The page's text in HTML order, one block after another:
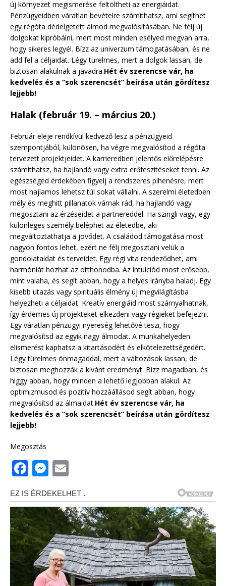
új környezet megismerése feltöltheti az energiáidat.
Pénzügyeidben váratlan bevételre számíthatsz, ami segíthet
egy régóta dédelgetett álmod megvalósításában. Ne félj új
dolgokat kipróbálni, mert most minden esélyed megvan arra,
hogy sikeres legyél. Bízz az univerzum támogatásában, és ne
add fel a céljaidat. Légy türelmes, mert a dolgok lassan, de
biztosan alakulnak a javadra.Hét év szerencse vár, ha
kedvelés és a “sok szerencsét” beírása után gördítesz
lejjebb!
Halak (február 19. – március 20.)
Február eleje rendkívül kedvező lesz a pénzügyeid
szempontjából, különösen, ha végre megvalósítod a régóta
tervezett projektjeidet. A karrieredben jelentős előrelépésre
számíthatsz, ha hajlandó vagy extra erőfeszítéseket tenni. Az
egészséged érdekében figyelj a rendszeres pihenésre, mert
most hajlamos lehetsz túl sokat vállalni. A szerelmi életedben
mély és meghitt pillanatok várnak rád, ha hajlandó vagy
megosztani az érzéseidet a partnereddel. Ha szingli vagy, egy
különleges személy beléphet az életedbe, aki
megváltoztathatja a jövődet. A családod támogatása most
nagyon fontos lehet, ezért ne félj megosztani velük a
gondolataidat és terveidet. Egy régi vita rendeződhet, ami
harmóniát hozhat az otthonodba. Az intuíciód most erősebb,
mint valaha, és segít abban, hogy a helyes irányba haladj. Egy
kisebb utazás vagy spirituális élmény új megvilágításba
helyezheti a céljaidat. Kreatív energiáid most szárnyalhatnak,
így érdemes új projekteket elkezdeni vagy régieket befejezni.
Egy váratlan pénzügyi nyereség lehetővé teszi, hogy
megvalósítsd az egyik nagy álmodat. A munkahelyeden
elismerést kaphatsz a kitartásodért és elkötelezettségedért.
Légy türelmes önmagaddal, mert a változások lassan, de
biztosan meghozzák a kívánt eredményt. Bízz magadban, és
higgy abban, hogy minden a lehető legjobban alakul. Az
optimizmusod és pozitív hozzáállásod segít abban, hogy
megvalósítsd az álmaidat.Hét év szerencse vár, ha
kedvelés és a “sok szerencsét” beírása után gördítesz
lejjebb!
Megosztás
F
a
c
e
b
o
o
k
M
ss
e
n
g
e
r
ai
l